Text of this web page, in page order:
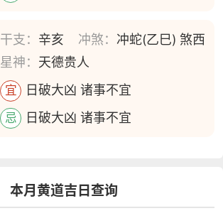
干支： 辛亥 冲煞： 冲蛇(乙巳) 煞西
星神： 天德贵人
宜 日破大凶 诸事不宜
忌 日破大凶 诸事不宜
本月黄道吉日查询